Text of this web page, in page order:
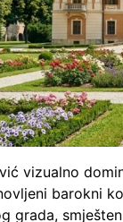
vizualno
barokni
grada,